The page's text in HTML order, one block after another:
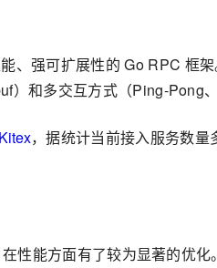
、强可扩展性的 Go RPC 框
）和多交互方式（Ping-Pong
Kitex，据统计当前接入服务数量
能方面有了较为显著的优